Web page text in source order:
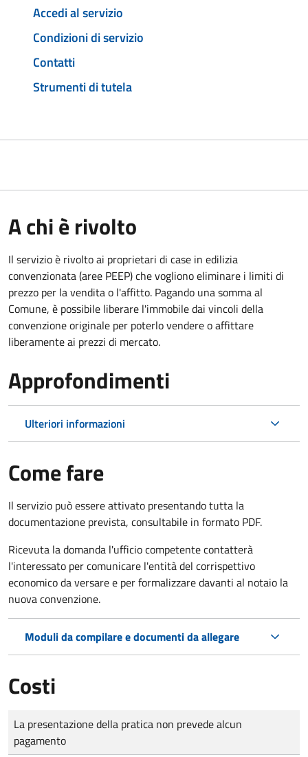
Accedi al servizio
Condizioni di servizio
Contatti
Strumenti di tutela
A chi è rivolto
Il servizio è rivolto ai proprietari di case in edilizia
convenzionata (aree PEEP) che vogliono eliminare i limiti di
prezzo per la vendita o l'affitto. Pagando una somma al
Comune, è possibile liberare l'immobile dai vincoli della
convenzione originale per poterlo vendere o affittare
liberamente ai prezzi di mercato.
Approfondimenti
Ulteriori informazioni
Come fare
Il servizio può essere attivato presentando tutta la
documentazione prevista, consultabile in formato PDF.
Ricevuta la domanda l'ufficio competente contatterà
l'interessato per comunicare l'entità del corrispettivo
economico da versare e per formalizzare davanti al notaio la
nuova convenzione.
Moduli da compilare e documenti da allegare
Costi
Tipo di pagamento
Importo
La presentazione della pratica non prevede alcun
pagamento